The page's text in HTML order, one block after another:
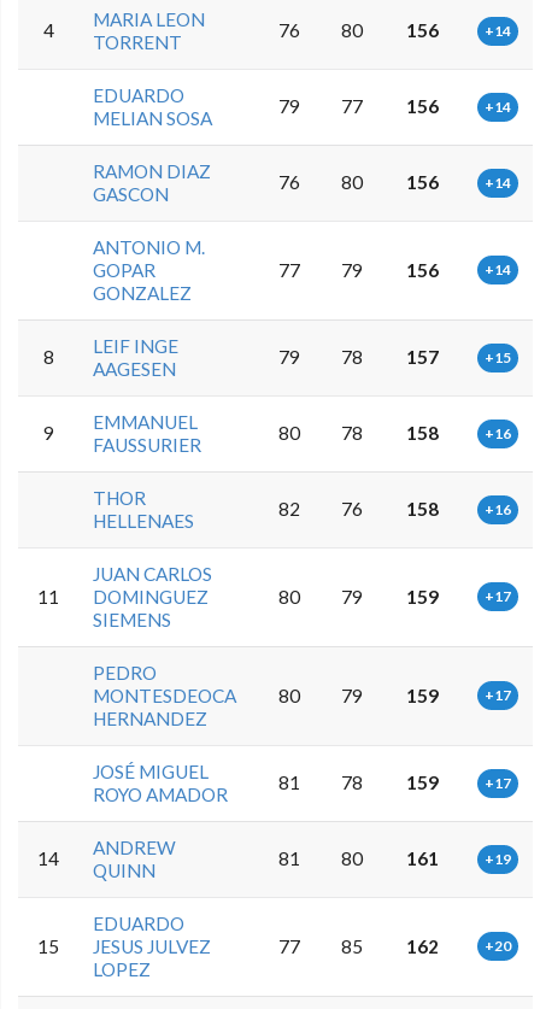
4
MARIA LEON
TORRENT
76 80 156 +14
EDUARDO
MELIAN SOSA
79 77 156 +14
RAMON DIAZ
GASCON
76 80 156 +14
ANTONIO M.
GOPAR
GONZALEZ
77 79 156 +14
8
LEIF INGE
AAGESEN
79 78 157 +15
9
EMMANUEL
FAUSSURIER
80 78 158 +16
THOR
HELLENAES
82 76 158 +16
11
JUAN CARLOS
DOMINGUEZ
SIEMENS
80 79 159 +17
PEDRO
MONTESDEOCA
HERNANDEZ
80 79 159 +17
JOSÉ MIGUEL
ROYO AMADOR
81 78 159 +17
14
ANDREW
QUINN
81 80 161 +19
15
EDUARDO
JESUS JULVEZ
LOPEZ
77 85 162 +20